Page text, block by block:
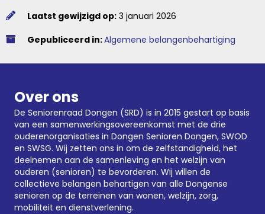
Laatst gewijzigd op: 3 januari 2026
Gepubliceerd in:Algemene belangenbehartiging
Over ons
De Seniorenraad Dongen (SRD) is in 2015 gestart op basis
van een samenwerkingsovereenkomst met de drie
ouderenorganisaties in Dongen Senioren Dongen, SWOD
en SWSG. Wij zetten ons in om de zelfstandigheid, het
deelnemen aan de samenleving en het welzijn van
ouderen (senioren) te bevorderen. Wij willen de
collectieve belangen behartigen van alle Dongense
senioren op de terreinen van wonen, welzijn, zorg,
mobiliteit en dienstverlening.